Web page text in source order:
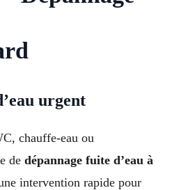
urgent
chauffe-eau ou
de dépannage fuite d’eau à
intervention rapide pour